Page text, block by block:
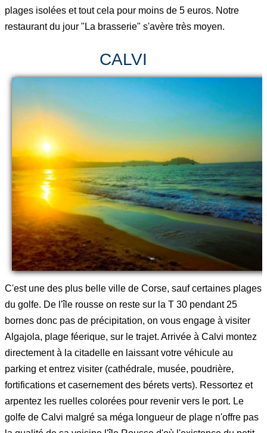
plages isolées et tout cela pour moins de 5 euros. Notre
restaurant du jour "La brasserie" s'avère très moyen.
CALVI
C'est une des plus belle ville de Corse, sauf certaines plages
du golfe. De l'île rousse on reste sur la T 30 pendant 25
bornes donc pas de précipitation, on vous engage à visiter
Algajola, plage féerique, sur le trajet. Arrivée à Calvi montez
directement à la citadelle en laissant votre véhicule au
parking et entrez visiter (cathédrale, musée, poudrière,
fortifications et casernement des bérets verts). Ressortez et
arpentez les ruelles colorées pour revenir vers le port. Le
golfe de Calvi malgré sa méga longueur de plage n'offre pas